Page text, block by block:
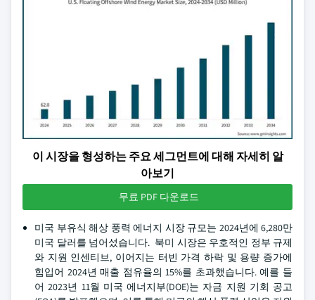
이 시장을 형성하는 주요 세그먼트에 대해 자세히 알
아보기
무료 PDF 다운로드
미국 부유식 해상 풍력 에너지 시장 규모는 2024년에 6,280만
미국 달러를 넘어섰습니다. 북미 시장은 우호적인 정부 규제
와 지원 인센티브, 이어지는 터빈 가격 하락 및 용량 증가에
힘입어 2024년 매출 점유율의 15%를 초과했습니다. 예를 들
어 2023년 11월 미국 에너지부(DOE)는 자금 지원 기회 공고